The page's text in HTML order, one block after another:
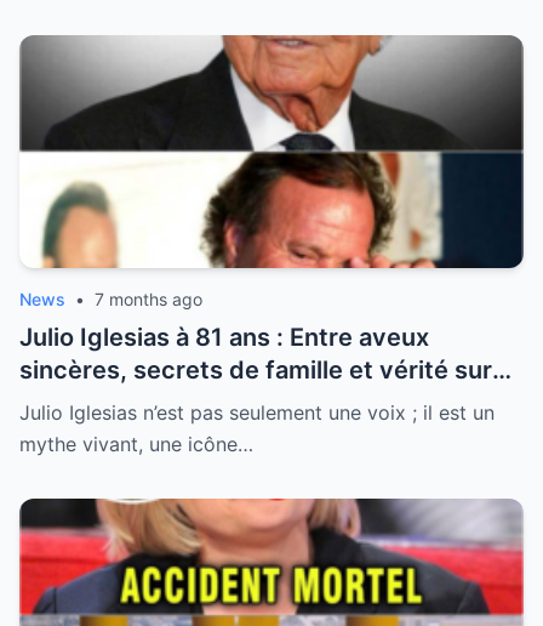
News • 7 months ago
Julio Iglesias à 81 ans : Entre aveux
sincères, secrets de famille et vérité sur
sa santé, la légende se livre enfin
Julio Iglesias n’est pas seulement une voix ; il est un
mythe vivant, une icône…